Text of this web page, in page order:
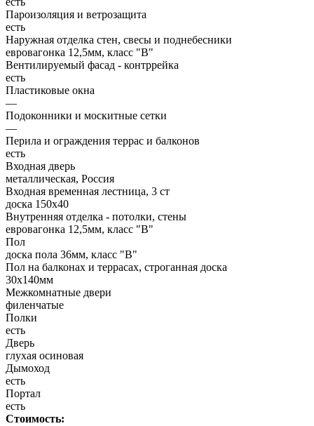
Пароизоляция и ветрозащита
есть
Наружная отделка стен, свесы и поднебесники
евровагонка 12,5мм, класс "В"
Вентилируемый фасад - контррейка
есть
Пластиковые окна
—
Подоконники и москитные сетки
—
Перила и ограждения террас и балконов
есть
Входная дверь
металлическая, Россия
Входная временная лестница, 3 ст
доска 150х40
Внутренняя отделка - потолки, стены
евровагонка 12,5мм, класс "В"
Пол
доска пола 36мм, класс "B"
Пол на балконах и террасах, строганная доска
30x140мм
Межкомнатные двери
филенчатые
Полки
есть
Дверь
глухая осиновая
Дымоход
есть
Портал
есть
Стоимость: